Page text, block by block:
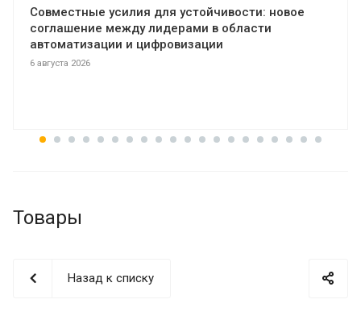
Совместные усилия для устойчивости: новое
соглашение между лидерами в области
автоматизации и цифровизации
6 августа 2026
Товары
Назад к списку